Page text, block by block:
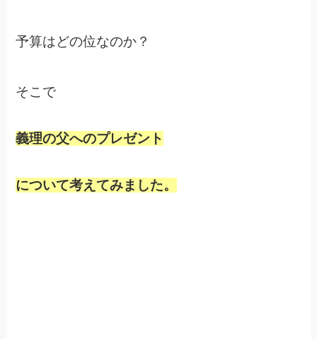
予算はどの位なのか？
そこで
義理の父へのプレゼント
について考えてみました。